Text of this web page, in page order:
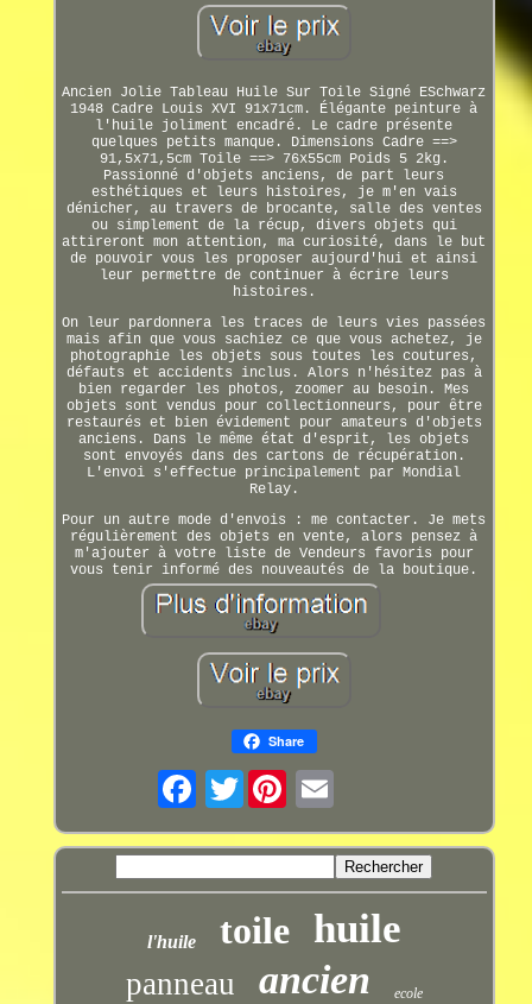
Ancien Jolie Tableau Huile Sur Toile Signé ESchwarz
1948 Cadre Louis XVI 91x71cm. Élégante peinture à
l'huile joliment encadré. Le cadre présente
quelques petits manque. Dimensions Cadre ==>
91,5x71,5cm Toile ==> 76x55cm Poids 5 2kg.
Passionné d'objets anciens, de part leurs
esthétiques et leurs histoires, je m'en vais
dénicher, au travers de brocante, salle des ventes
ou simplement de la récup, divers objets qui
attireront mon attention, ma curiosité, dans le but
de pouvoir vous les proposer aujourd'hui et ainsi
leur permettre de continuer à écrire leurs
histoires.
On leur pardonnera les traces de leurs vies passées
mais afin que vous sachiez ce que vous achetez, je
photographie les objets sous toutes les coutures,
défauts et accidents inclus. Alors n'hésitez pas à
bien regarder les photos, zoomer au besoin. Mes
objets sont vendus pour collectionneurs, pour être
restaurés et bien évidement pour amateurs d'objets
anciens. Dans le même état d'esprit, les objets
sont envoyés dans des cartons de récupération.
L'envoi s'effectue principalement par Mondial
Relay.
Pour un autre mode d'envois : me contacter. Je mets
régulièrement des objets en vente, alors pensez à
m'ajouter à votre liste de Vendeurs favoris pour
vous tenir informé des nouveautés de la boutique.
Share
Twitter
l'huile toile huile
panneau ancien ecole